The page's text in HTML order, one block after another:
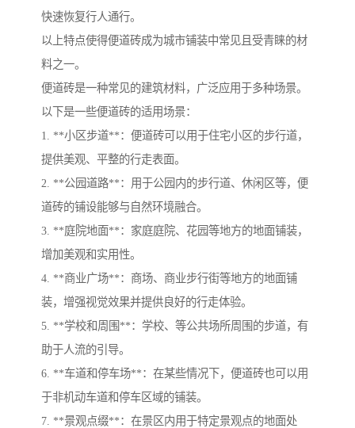
快速恢复行人通行。
以上特点使得便道砖成为城市铺装中常见且受青睐的材
料之一。
便道砖是一种常见的建筑材料，广泛应用于多种场景。
以下是一些便道砖的适用场景：
1. **小区步道**：便道砖可以用于住宅小区的步行道，
提供美观、平整的行走表面。
2. **公园道路**：用于公园内的步行道、休闲区等，便
道砖的铺设能够与自然环境融合。
3. **庭院地面**：家庭庭院、花园等地方的地面铺装，
增加美观和实用性。
4. **商业广场**：商场、商业步行街等地方的地面铺
装，增强视觉效果并提供良好的行走体验。
5. **学校和周围**：学校、等公共场所周围的步道，有
助于人流的引导。
6. **车道和停车场**：在某些情况下，便道砖也可以用
于非机动车道和停车区域的铺装。
7. **景观点缀**：在景区内用于特定景观点的地面处